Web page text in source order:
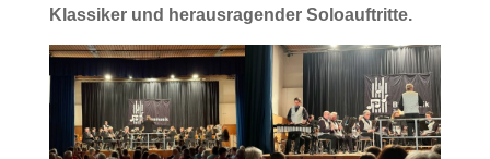
Klassiker und herausragender Soloauftritte.